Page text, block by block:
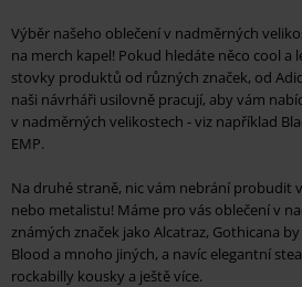
Výběr našeho oblečení v nadměrných
na merch kapel! Pokud hledáte něco cool a
stovky produktů od různých značek, od
naši návrháři usilovně pracují, aby vám
v nadměrných velikostech - viz například
EMP.
Na druhé straně, nic vám nebrání probudit
nebo metalistu! Máme pro vás oblečení v
známých značek jako Alcatraz, Gothicana
Blood a mnoho jiných, a navíc elegantní
rockabilly kousky a ještě více.